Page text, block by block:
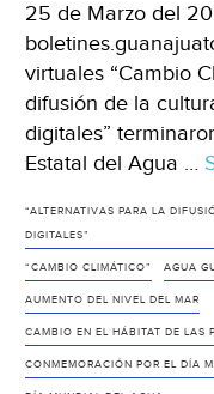
25 de Marzo del
virtuales “Cambio
difusión de la
digitales”
Estatal del Agua …
“ALTERNATIVAS PARA LA
DIGITALES”
“CAMBIO CLIMÁTICO” AGUA
AUMENTO DEL NIVEL DEL MAR
CAMBIO EN EL HÁBITAT DE LAS
CONMEMORACIÓN POR EL DÍA